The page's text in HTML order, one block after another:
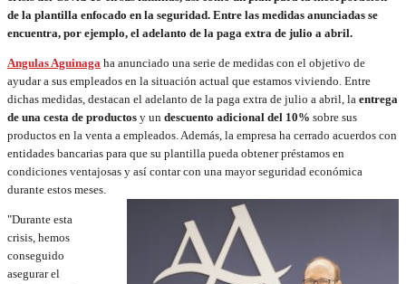
de la plantilla enfocado en la seguridad. Entre las medidas anunciadas se
encuentra, por ejemplo, el adelanto de la paga extra de julio a abril.
Angulas Aguinaga ha anunciado una serie de medidas con el objetivo de
ayudar a sus empleados en la situación actual que estamos viviendo. Entre
dichas medidas, destacan el adelanto de la paga extra de julio a abril, la entrega
de una cesta de productos y un descuento adicional del 10% sobre sus
productos en la venta a empleados. Además, la empresa ha cerrado acuerdos con
entidades bancarias para que su plantilla pueda obtener préstamos en
condiciones ventajosas y así contar con una mayor seguridad económica
durante estos meses.
"Durante esta
crisis, hemos
conseguido
asegurar el